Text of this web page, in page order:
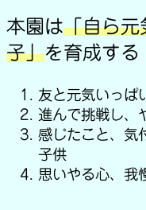
本園は「自ら元
子」を育成する
友と元気いっぱ
進んで挑戦し、
感じたこと、気
子供
思いやる心、我